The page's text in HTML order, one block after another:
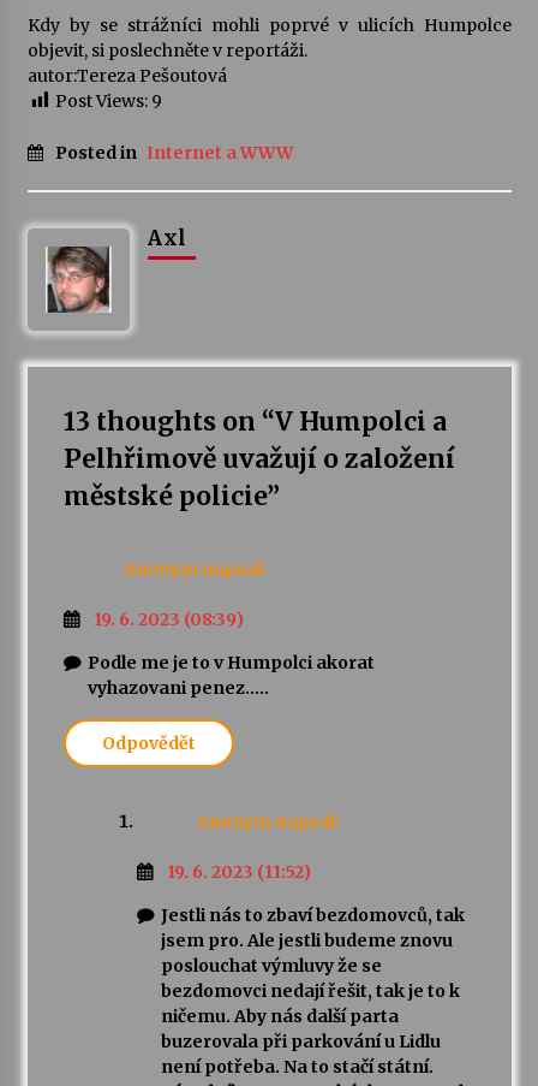
Kdy by se strážníci mohli poprvé v ulicích Humpolce
objevit, si poslechněte v reportáži.
autor:Tereza Pešoutová
Post Views: 9
Posted in Internet a WWW
Axl
13 thoughts on “V Humpolci a
Pelhřimově uvažují o založení
městské policie”
Anonym napsal:
19. 6. 2023 (08:39)
Podle me je to v Humpolci akorat
vyhazovani penez…..
Odpovědět
Anonym napsal:
19. 6. 2023 (11:52)
Jestli nás to zbaví bezdomovců, tak
jsem pro. Ale jestli budeme znovu
poslouchat výmluvy že se
bezdomovci nedají řešit, tak je to k
ničemu. Aby nás další parta
buzerovala při parkování u Lidlu
není potřeba. Na to stačí státní.